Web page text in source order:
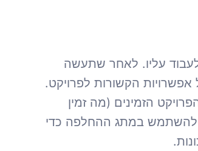
עליו. לאחר שתעשה
הקשורות לפרויקט.
הזמינים (מה זמין
להשתמש במתג ההחלפה כדי